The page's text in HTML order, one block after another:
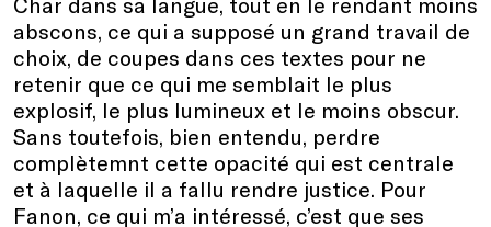
abscons, ce qui a supposé un grand travail de
choix, de coupes dans ces textes pour ne
retenir que ce qui me semblait le plus
explosif, le plus lumineux et le moins obscur.
Sans toutefois, bien entendu, perdre
complètemnt cette opacité qui est centrale
et à laquelle il a fallu rendre justice. Pour
Fanon, ce qui m’a intéressé, c’est que ses